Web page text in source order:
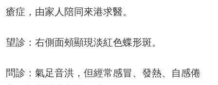
瘡症，由家人陪同來港求醫。
望診：右側面頰顯現淡紅色蝶形斑。
問診：氣足音洪，但經常感冒、發熱、自感倦